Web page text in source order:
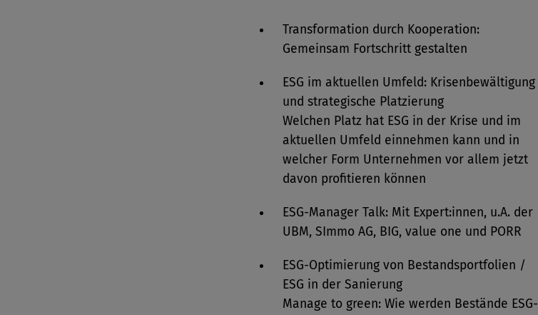
Transformation durch Kooperation:
Gemeinsam Fortschritt gestalten
ESG im aktuellen Umfeld: Krisenbewältigung
und strategische Platzierung
Welchen Platz hat ESG in der Krise und im
aktuellen Umfeld einnehmen kann und in
welcher Form Unternehmen vor allem jetzt
davon profitieren können
ESG-Manager Talk: Mit Expert:innen, u.A. der
UBM, SImmo AG, BIG, value one und PORR
ESG-Optimierung von Bestandsportfolien /
ESG in der Sanierung
Manage to green: Wie werden Bestände ESG-